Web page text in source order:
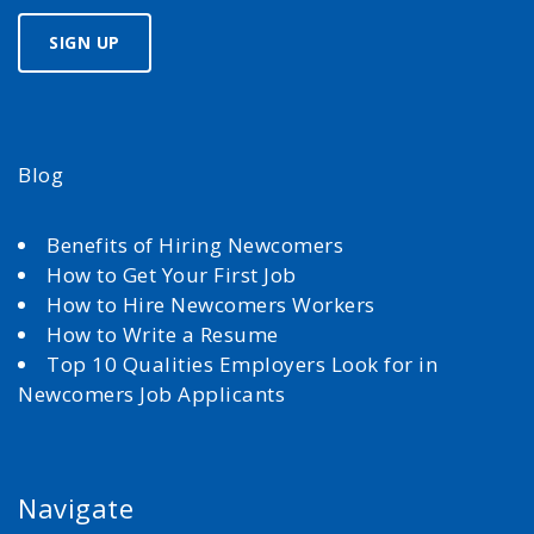
Blog
Benefits of Hiring Newcomers
How to Get Your First Job
How to Hire Newcomers Workers
How to Write a Resume
Top 10 Qualities Employers Look for in
Newcomers Job Applicants
Navigate